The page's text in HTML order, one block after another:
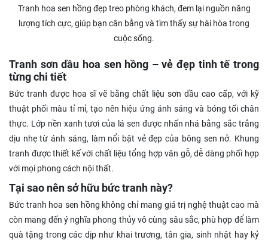
Tranh hoa sen hồng đẹp treo phòng khách, đem lại nguồn năng
lượng tích cực, giúp bạn cân bằng và tìm thấy sự hài hòa trong
cuộc sống.
Tranh sơn dầu hoa sen hồng – vẻ đẹp tinh tế trong
từng chi tiết
Bức tranh được hoa sĩ vẽ bằng chất liệu sơn dầu cao cấp, với kỹ
thuật phối màu tỉ mỉ, tạo nên hiệu ứng ánh sáng và bóng tối chân
thực. Lớp nền xanh tươi của lá sen được nhấn nhá bằng sắc trắng
dịu nhẹ từ ánh sáng, làm nổi bật vẻ đẹp của bông sen nở. Khung
tranh được thiết kế với chất liệu tổng hợp vân gỗ, dễ dàng phối hợp
với mọi phong cách nội thất.
Tại sao nên sở hữu bức tranh này?
Bức tranh hoa sen hồng không chỉ mang giá trị nghệ thuật cao mà
còn mang đến ý nghĩa phong thủy vô cùng sâu sắc, phù hợp để làm
quà tặng trong các dịp như khai trương, tân gia, sinh nhật hay kỷ